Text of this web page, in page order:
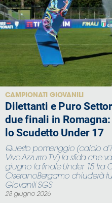
CAMPIONATI GIOVANILI
Dilettanti e Puro
due finali in
lo Scudetto Under 17
Questo pomeriggio (calcio
Vivo Azzurro TV) la sfida che
giugno la finale Under 15 tra
CiseranoBergamo chiuderà
Giovanili SGS
28 giugno 2026